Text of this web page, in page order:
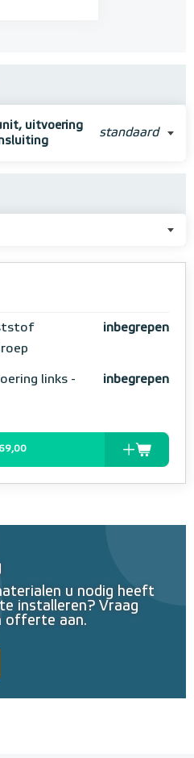
uitvoering
standaard
inbegrepen
links -
inbegrepen
u nodig heeft
installeren? Vraag
offerte aan.